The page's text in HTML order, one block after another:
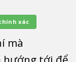
xác
mà